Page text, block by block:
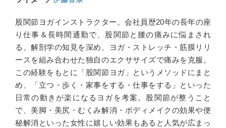
股関節ヨガインストラクター。会社員歴20年の長年の座
り仕事＆長時間通勤で、股関節と腰の痛みに悩まされ
る。解剖学の知見を深め、ヨガ・ストレッチ・筋膜リリ
ースを組み合わせた独自のエクササイズで痛みを克服。
この経験をもとに「股関節ヨガ」というメソッドにまと
め、「立つ・歩く・家事をする・仕事をする」といった
日常の動きが楽になるヨガを考案。股関節が整うこと
で、美脚・美尻・むくみ解消・ボディメイクの効果や便
秘解消といった女性に嬉しい効果もあると人気が広まっ